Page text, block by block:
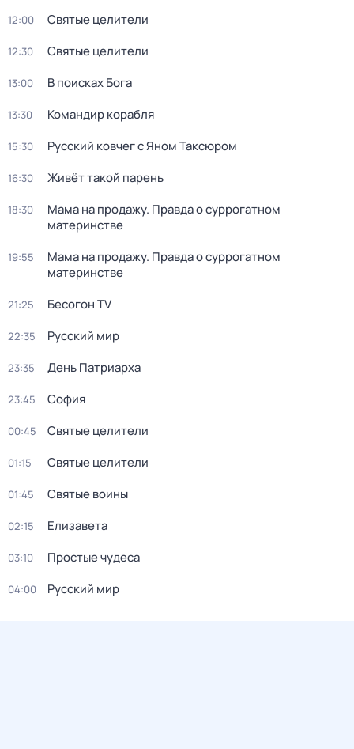
12:00 Святые целители
12:30 Святые целители
13:00 В поисках Бога
13:30 Командир корабля
15:30 Русский ковчег с Яном Таксюром
16:30 Живёт такой парень
18:30
Мама на продажу. Правда о сyрpогатном
материнстве
19:55
Мама на продажу. Правда о сyрpогатном
материнстве
21:25 Бесогон TV
22:35 Русский мир
23:35 Дeнь Патриаpха
23:45 София
00:45 Святые целители
01:15 Святые целители
01:45 Святые воины
02:15 Елизавета
03:10 Простые чудеса
04:00 Русский мир